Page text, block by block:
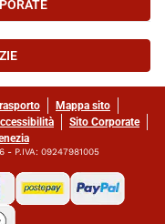
IN UNA NUOVA SCHEDA)
IN UNA NUOVA SCHEDA)
Mappa sito
Sito Corporate
- P.IVA: 09247981005